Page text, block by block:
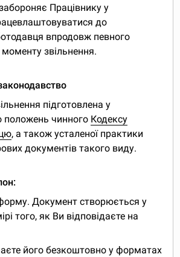
Працівнику у
до
впродовж певного
моменту звільнення.
підготовлена у
положень чинного Кодексу
, а також усталеної практики
документів такого виду.
Документ створюється у
того, як Ви відповідаєте на
його безкоштовно у форматах